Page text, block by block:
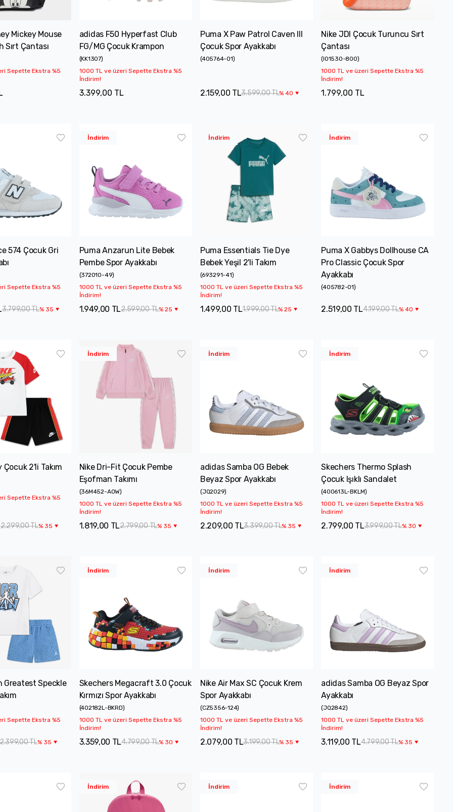
Mickey Mouse
Sırt Çantası
Sepette Ekstra %5
adidas F50 Hyperfast Club
FG/MG Çocuk Krampon
(KK1307)
1000 TL ve üzeri Sepette Ekstra %5
İndirim!
3.399,00 TL
Puma X Paw Patrol Caven III
Çocuk Spor Ayakkabı
(405764-01)
3.599,00 TL%40
2.159,00 TL
Nike JDI Çocuk Turuncu Sırt
Çantası
(IO1530-800)
1000 TL ve üzeri Sepette Ekstra %5
İndirim!
1.799,00 TL
574 Çocuk Gri
Sepette Ekstra %5
3.799,00 TL% 35
İndirim
Puma Anzarun Lite Bebek
Pembe Spor Ayakkabı
(372010-49)
1000 TL ve üzeri Sepette Ekstra %5
İndirim!
2.599,00 TL%25
1.949,00 TL
İndirim
Puma Essentials Tie Dye
Bebek Yeşil 2'li Takım
(693291-41)
1000 TL ve üzeri Sepette Ekstra %5
İndirim!
1.999,00 TL%25
1.499,00 TL
İndirim
Puma X Gabbys Dollhouse CA
Pro Classic Çocuk Spor
Ayakkabı
(405782-01)
4.199,00 TL% 40
2.519,00 TL
2'li Takım
Sepette Ekstra %5
2.299,00 TL% 35
İndirim
Nike Dri-Fit Çocuk Pembe
Eşofman Takımı
(36M452-A0W)
1000 TL ve üzeri Sepette Ekstra %5
İndirim!
2.799,00 TL% 35
1.819,00 TL
İndirim
adidas Samba OG Bebek
Beyaz Spor Ayakkabı
(JQ2029)
1000 TL ve üzeri Sepette Ekstra %5
İndirim!
3.399,00 TL% 35
2.209,00 TL
İndirim
Skechers Thermo Splash
Çocuk Işıklı Sandalet
(400613L-BKLM)
1000 TL ve üzeri Sepette Ekstra %5
İndirim!
3.999,00 TL% 30
2.799,00 TL
Greatest Speckle
Sepette Ekstra %5
2.399,00 TL% 35
İndirim
Skechers Megacraft 3.0 Çocuk
Kırmızı Spor Ayakkabı
(402182L-BKRD)
1000 TL ve üzeri Sepette Ekstra %5
İndirim!
4.799,00 TL% 30
3.359,00 TL
İndirim
Nike Air Max SC Çocuk Krem
Spor Ayakkabı
(CZ5356-124)
1000 TL ve üzeri Sepette Ekstra %5
İndirim!
3.199,00 TL% 35
2.079,00 TL
İndirim
adidas Samba OG Beyaz Spor
Ayakkabı
(JQ2842)
1000 TL ve üzeri Sepette Ekstra %5
İndirim!
4.799,00 TL% 35
3.119,00 TL
İndirim İndirim İndirim